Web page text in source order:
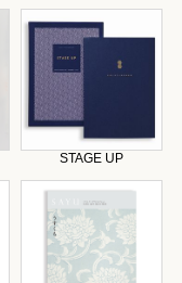
STAGE UP